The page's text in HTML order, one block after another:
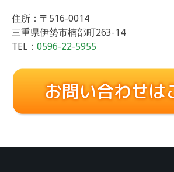
住所：〒516-0014
三重県伊勢市楠部町263-14
TEL： 0596-22-5955